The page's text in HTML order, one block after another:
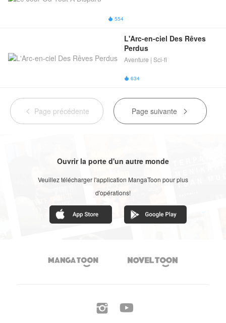
 554
L'Arc-en-ciel Des Rêves
Perdus
Aventure | Sci-fi
 634
 Page précédente Page suivante 
Ouvrir la porte d'un autre monde
Veuillez télécharger l'application MangaToon pour plus
d'opérations!
 
 